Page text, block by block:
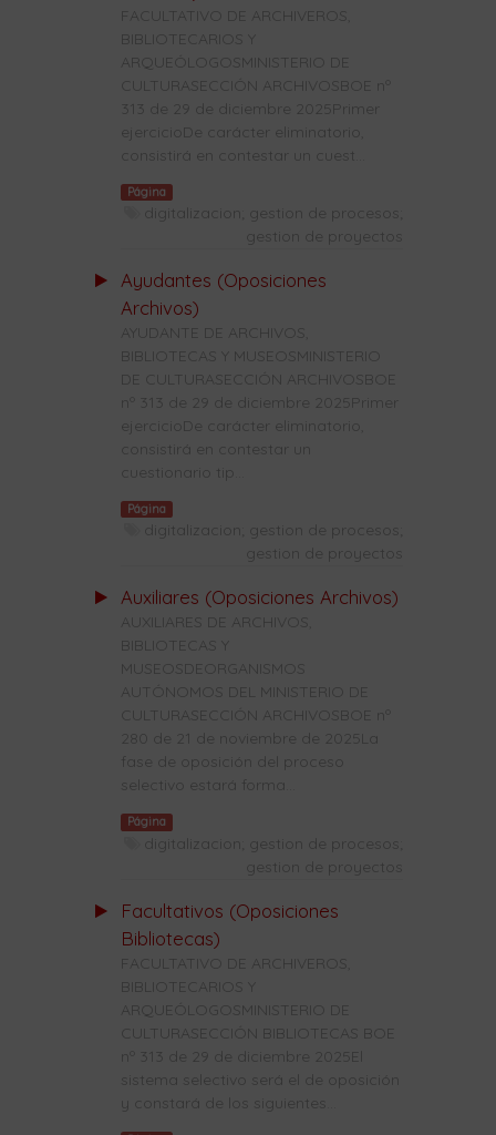
FACULTATIVO DE ARCHIVEROS,
BIBLIOTECARIOS Y
ARQUEÓLOGOSMINISTERIO DE
CULTURASECCIÓN ARCHIVOSBOE nº
313 de 29 de diciembre 2025Primer
ejercicioDe carácter eliminatorio,
consistirá en contestar un cuest...
Página
digitalizacion; gestion de procesos;
gestion de proyectos
Ayudantes (Oposiciones
Archivos)
AYUDANTE DE ARCHIVOS,
BIBLIOTECAS Y MUSEOSMINISTERIO
DE CULTURASECCIÓN ARCHIVOSBOE
nº 313 de 29 de diciembre 2025Primer
ejercicioDe carácter eliminatorio,
consistirá en contestar un
cuestionario tip...
Página
digitalizacion; gestion de procesos;
gestion de proyectos
Auxiliares (Oposiciones Archivos)
AUXILIARES DE ARCHIVOS,
BIBLIOTECAS Y
MUSEOSDEORGANISMOS
AUTÓNOMOS DEL MINISTERIO DE
CULTURASECCIÓN ARCHIVOSBOE nº
280 de 21 de noviembre de 2025La
fase de oposición del proceso
selectivo estará forma...
Página
digitalizacion; gestion de procesos;
gestion de proyectos
Facultativos (Oposiciones
Bibliotecas)
FACULTATIVO DE ARCHIVEROS,
BIBLIOTECARIOS Y
ARQUEÓLOGOSMINISTERIO DE
CULTURASECCIÓN BIBLIOTECAS BOE
nº 313 de 29 de diciembre 2025El
sistema selectivo será el de oposición
y constará de los siguientes...